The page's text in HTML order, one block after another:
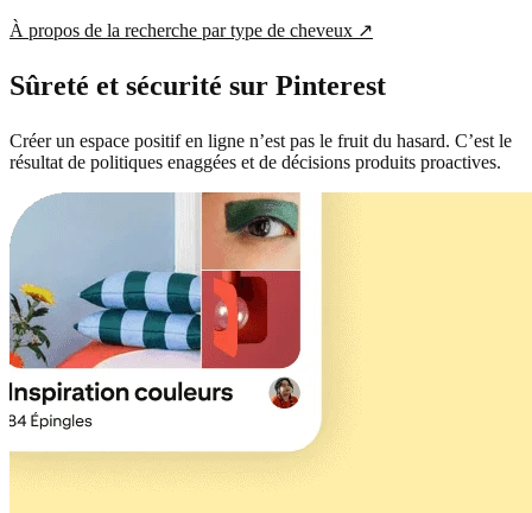
À propos de la recherche par type de cheveux ↗
Sûreté et sécurité sur Pinterest
Créer un espace positif en ligne n’est pas le fruit du hasard. C’est le
résultat de politiques enaggées et de décisions produits proactives.